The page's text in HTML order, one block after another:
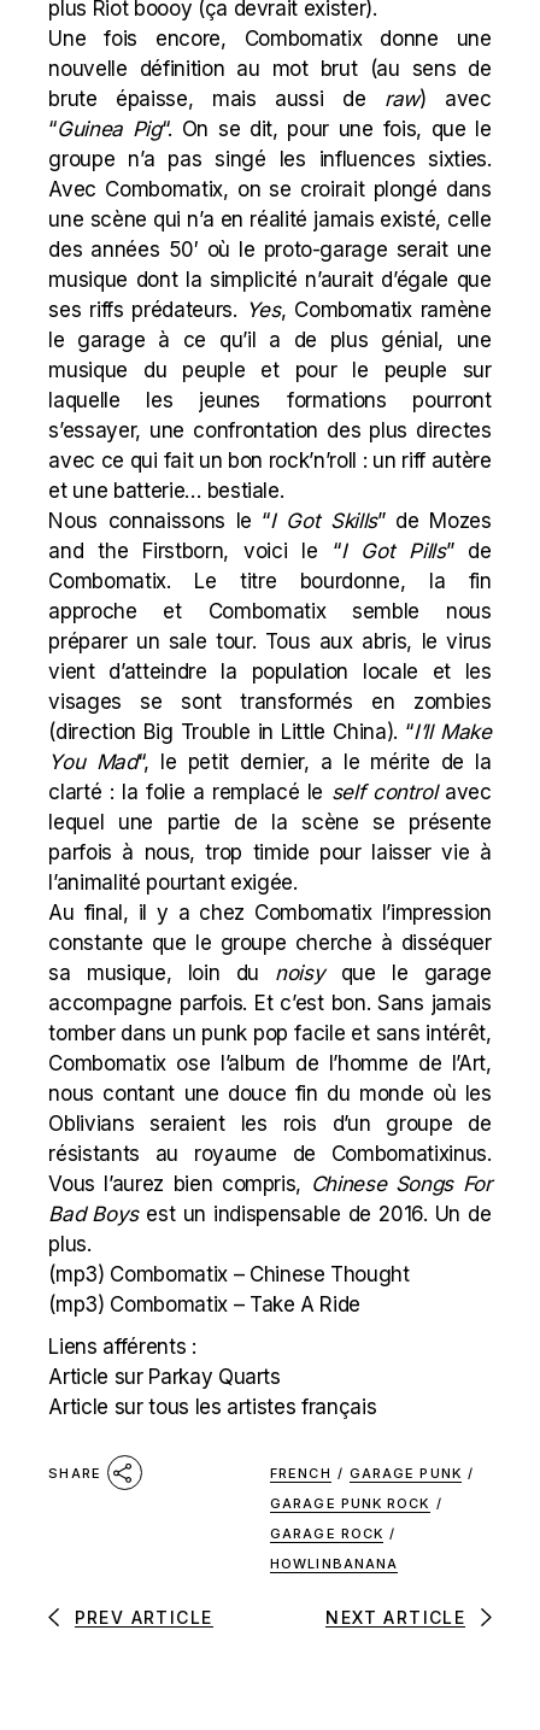
plus Riot boooy (ça devrait exister).
Une fois encore, Combomatix donne une
nouvelle définition au mot brut (au sens de
brute épaisse, mais aussi de raw) avec
“Guinea Pig“. On se dit, pour une fois, que le
groupe n’a pas singé les influences sixties.
Avec Combomatix, on se croirait plongé dans
une scène qui n’a en réalité jamais existé, celle
des années 50′ où le proto-garage serait une
musique dont la simplicité n’aurait d’égale que
ses riffs prédateurs. Yes, Combomatix ramène
le garage à ce qu’il a de plus génial, une
musique du peuple et pour le peuple sur
laquelle les jeunes formations pourront
s’essayer, une confrontation des plus directes
avec ce qui fait un bon rock’n’roll : un riff autère
et une batterie… bestiale.
Nous connaissons le “I Got Skills” de Mozes
and the Firstborn, voici le “I Got Pills” de
Combomatix. Le titre bourdonne, la fin
approche et Combomatix semble nous
préparer un sale tour. Tous aux abris, le virus
vient d’atteindre la population locale et les
visages se sont transformés en zombies
(direction Big Trouble in Little China). “I’ll Make
You Mad“, le petit dernier, a le mérite de la
clarté : la folie a remplacé le self controlavec
lequel une partie de la scène se présente
parfois à nous, trop timide pour laisser vie à
l’animalité pourtant exigée.
Au final, il y a chez Combomatix l’impression
constante que le groupe cherche à disséquer
sa musique, loin du noisy que le garage
accompagne parfois. Et c’est bon. Sans jamais
tomber dans un punk pop facile et sans intérêt,
Combomatix ose l’album de l’homme de l’Art,
nous contant une douce fin du monde où les
Oblivians seraient les rois d’un groupe de
résistants au royaume de Combomatixinus.
Vous l’aurez bien compris, Chinese Songs For
Bad Boysest un indispensable de 2016. Un de
plus.
(mp3) Combomatix – Chinese Thought
(mp3) Combomatix – Take A Ride
Liens afférents :
Article sur Parkay Quarts
Article sur tous les artistes français
SHARE FRENCH / GARAGE PUNK /
GARAGE PUNK ROCK /
GARAGE ROCK /
HOWLINBANANA
PREV ARTICLE NEXT ARTICLE